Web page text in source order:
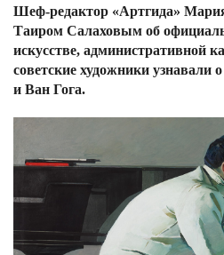
Шеф-редактор «Артгида»
Таиром Салаховым об
искусстве, административной
советские художники узнавали
и Ван Гога.